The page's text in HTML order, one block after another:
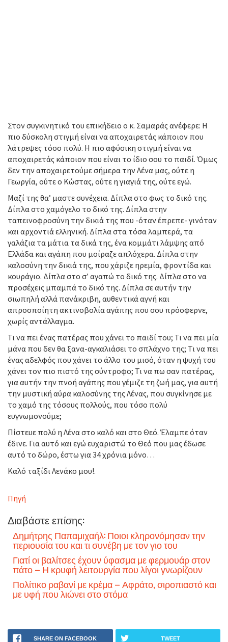
Στον συγκινητικό του επικήδειο ο κ. Σαμαράς ανέφερε: Η
πιο δύσκολη στιγμή είναι να αποχαιρετάς κάποιον που
λάτρεψες τόσο πολύ. Η πιο αφύσικη στιγμή είναι να
αποχαιρετάς κάποιον που είναι το ίδιο σου το παιδί. Όμως
δεν την αποχαιρετούμε σήμερα την Λένα μας, ούτε η
Γεωργία, ούτε ο Κώστας, ούτε η γιαγιά της, ούτε εγώ.
Μαζί της θα’ μαστε συνέχεια. Δίπλα στο φως το δικό της.
Δίπλα στο χαμόγελο το δικό της. Δίπλα στην
ταπεινοφροσύνη την δικιά της που -όταν έπρεπε- γινόταν
και αρχοντιά ελληνική. Δίπλα στα τόσα λαμπερά, τα
γαλάζια τα μάτια τα δικά της, ένα κομμάτι λάμψης από
Ελλάδα και αγάπη που μοίραζε απλόχερα. Δίπλα στην
καλοσύνη την δικιά της, που χάριζε ηρεμία, φροντίδα και
κουράγιο. Δίπλα στο σ’ αγαπώ το δικό της. Δίπλα στο να
προσέχεις μπαμπά το δικό της. Δίπλα σε αυτήν την
σιωπηλή αλλά πανάκριβη, αυθεντικά αγνή και
απροσποίητη ακτινοβολία αγάπης που σου πρόσφερνε,
χωρίς αντάλλαγμα.
Τι να πει ένας πατέρας που χάνει το παιδί του; Τι να πει μία
μάνα που δεν θα ξανα-αγκαλιάσει το σπλάχνο της; Τι να πει
ένας αδελφός που χάνει το άλλο του μισό, όταν η ψυχή του
χάνει τον πιο πιστό της σύντροφο; Τι να πω σαν πατέρας,
για αυτήν την πνοή αγάπης που γέμιζε τη ζωή μας, για αυτή
την μυστική αύρα καλοσύνης της Λένας, που συγκίνησε με
το χαμό της τόσους πολλούς, που τόσο πολύ
ευγνωμονούμε;
Πίστευε πολύ η Λένα στο καλό και στο Θεό. Έλαμπε όταν
έδινε. Για αυτό και εγώ ευχαριστώ το Θεό που μας έδωσε
αυτό το δώρο, έστω για 34 χρόνια μόνο…
Καλό ταξίδι Λενάκο μου!.
Πηγή
Διαβάστε επίσης:
Δημήτρης Παπαμιχαήλ: Ποιοι κληρονόμησαν την
περιουσία του και τι συνέβη με τον γιο του
Γιατί οι βαλίτσες έχουν ύφασμα με φερμουάρ στον
πάτο – Η κρυφή λειτουργία που λίγοι γνωρίζουν
Πολίτικο ραβανί με κρέμα – Αφράτο, σιροπιαστό και
με υφή που λιώνει στο στόμα
SHARE ON FACEBOOK TWEET